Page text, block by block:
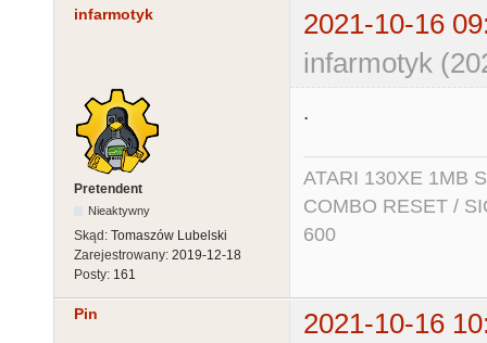
infarmotyk
2021-10-16
infarmotyk
Pretendent
Nieaktywny
Skąd: Tomaszów Lubelski
Zarejestrowany: 2019-12-18
Posty: 161
.
ATARI 130XE 1MB
COMBO RESET /
600
Pin 2021-10-16